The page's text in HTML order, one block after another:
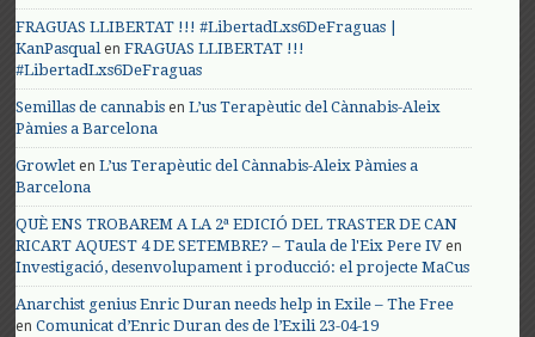
FRAGUAS LLIBERTAT !!! #LibertadLxs6DeFraguas |
KanPasqualenFRAGUAS LLIBERTAT !!!
#LibertadLxs6DeFraguas
Semillas de cannabis enL’us Terapèutic del Cànnabis-Aleix
Pàmies a Barcelona
Growlet enL’us Terapèutic del Cànnabis-Aleix Pàmies a
Barcelona
QUÈ ENS TROBAREM A LA 2ª EDICIÓ DEL TRASTER DE CAN
RICART AQUEST 4 DE SETEMBRE? – Taula de l'Eix Pere IV en
Investigació, desenvolupament i producció: el projecte MaCus
Anarchist genius Enric Duran needs help in Exile – The Free
enComunicat d’Enric Duran des de l’Exili 23-04-19